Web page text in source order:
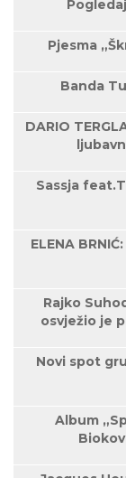
Pjesma
Banda
DARIO
Sassja
ELENA
Rajko
osvježio je
Novi spot
Album